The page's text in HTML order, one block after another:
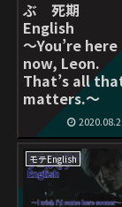
ぶ 死期
English
〜You’re here
now, Leon.
That’s all
matters.〜
モテEnglish